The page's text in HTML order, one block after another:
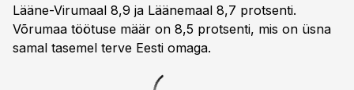
Lääne-Virumaal 8,9 ja Läänemaal 8,7 protsenti.
Võrumaa töötuse määr on 8,5 protsenti, mis on üsna
samal tasemel terve Eesti omaga.